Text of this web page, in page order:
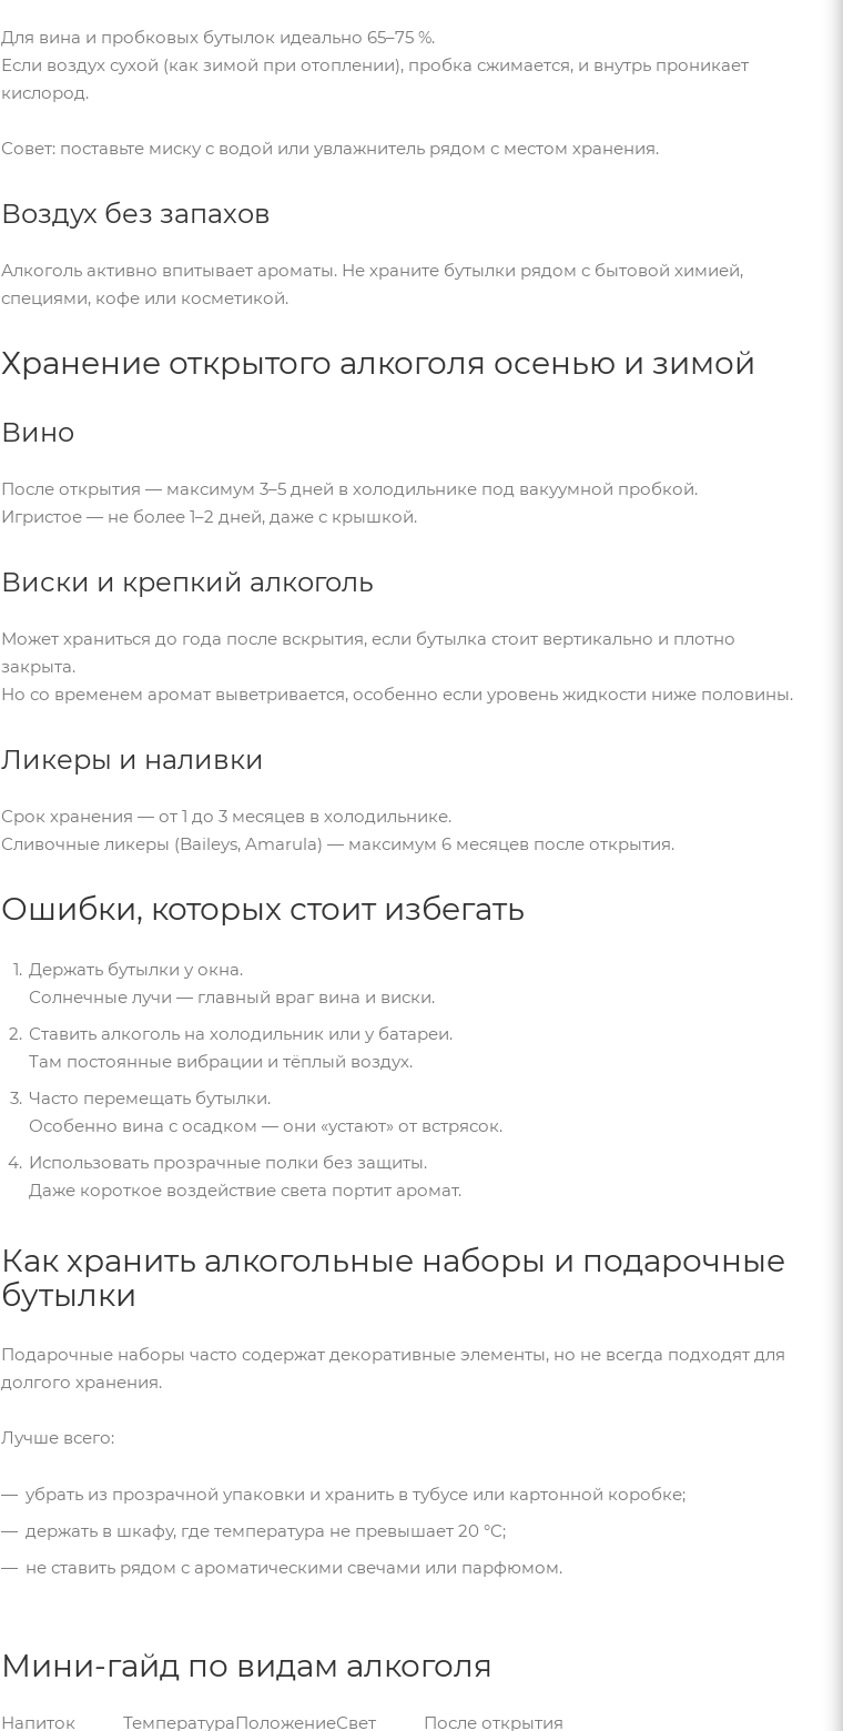
Для вина и пробковых бутылок идеально 65–75 %.
Если воздух сухой (как зимой при отоплении), пробка сжимается, и внутрь проникает
кислород.
Совет: поставьте миску с водой или увлажнитель рядом с местом хранения.
Воздух без запахов
Алкоголь активно впитывает ароматы. Не храните бутылки рядом с бытовой химией,
специями, кофе или косметикой.
Хранение открытого алкоголя осенью и зимой
Вино
После открытия — максимум 3–5 дней в холодильнике под вакуумной пробкой.
Игристое — не более 1–2 дней, даже с крышкой.
Виски и крепкий алкоголь
Может храниться до года после вскрытия, если бутылка стоит вертикально и плотно
закрыта.
Но со временем аромат выветривается, особенно если уровень жидкости ниже половины.
Ликеры и наливки
Срок хранения — от 1 до 3 месяцев в холодильнике.
Сливочные ликеры (Baileys, Amarula) — максимум 6 месяцев после открытия.
Ошибки, которых стоит избегать
Держать бутылки у окна.
Солнечные лучи — главный враг вина и виски.
Ставить алкоголь на холодильник или у батареи.
Там постоянные вибрации и тёплый воздух.
Часто перемещать бутылки.
Особенно вина с осадком — они «устают» от встрясок.
Использовать прозрачные полки без защиты.
Даже короткое воздействие света портит аромат.
Как хранить алкогольные наборы и подарочные
бутылки
Подарочные наборы часто содержат декоративные элементы, но не всегда подходят для
долгого хранения.
Лучше всего:
убрать из прозрачной упаковки и хранить в тубусе или картонной коробке;
держать в шкафу, где температура не превышает 20 °C;
не ставить рядом с ароматическими свечами или парфюмом.
Мини-гайд по видам алкоголя
Напиток ТемператураПоложениеСвет После открытия